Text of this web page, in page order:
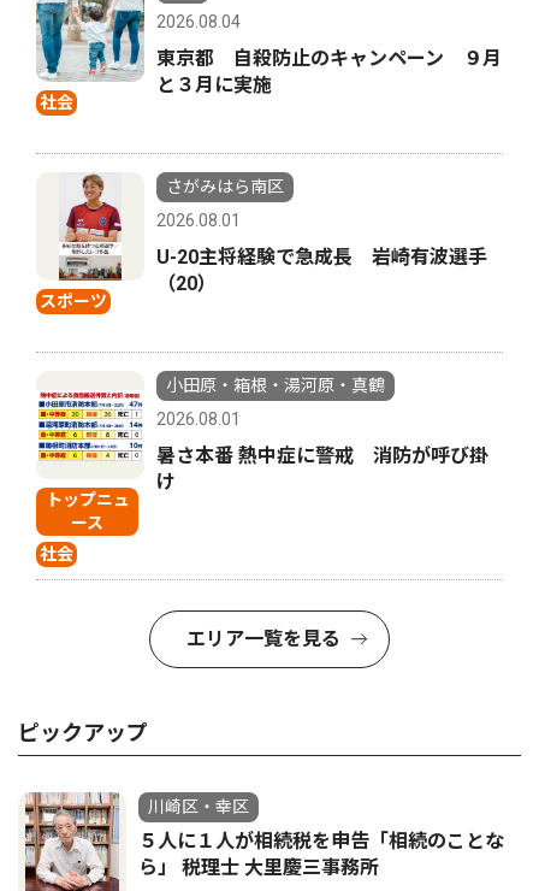
社会
2026.08.04
東京都 自殺防止のキャンペーン ９月
と３月に実施
スポーツ
さがみはら南区
2026.08.01
U-20主将経験で急成長 岩崎有波選手
（20）
トップニュ
ース
社会
小田原・箱根・湯河原・真鶴
2026.08.01
暑さ本番 熱中症に警戒 消防が呼び掛
け
エリア一覧を見る
ピックアップ
川崎区・幸区
５人に１人が相続税を申告「相続のことな
ら」 税理士 大里慶三事務所